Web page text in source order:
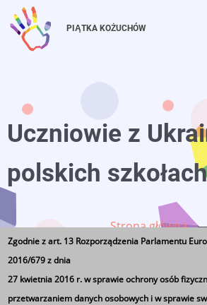
Przejdź
do
treści
PIĄTKA KOŻUCHÓW
Uczniowie z
polskich szkołach
Strona główna
Uczniowie z Ukrainy w
Zgodnie z art. 13 Rozporządzenia Parlamentu
2016/679 z dnia
27 kwietnia 2016 r. w sprawie ochrony osób
przetwarzaniem danych osobowych i w sprawie